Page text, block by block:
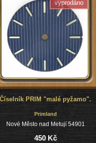
vyprodáno
Číselník PRIM "malé pyžamo".
Primland
Nové Město nad Metují 54901
450 Kč